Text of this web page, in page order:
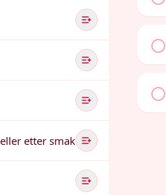
etter smak